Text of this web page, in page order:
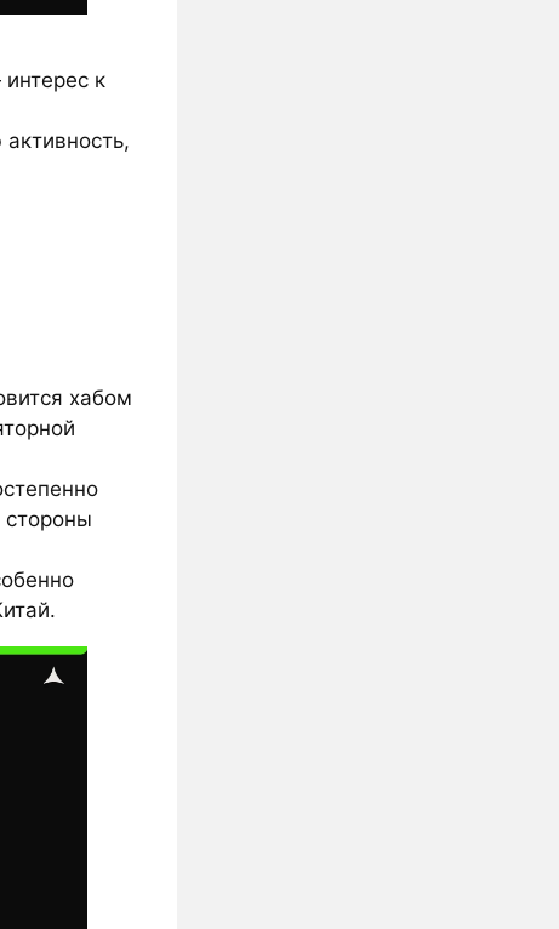
к
хабом
стороны